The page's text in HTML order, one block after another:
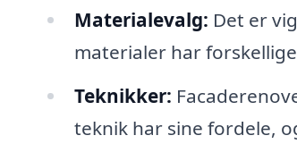
Materialevalg: Det er
materialer har
Teknikker:
teknik har sine fordele,